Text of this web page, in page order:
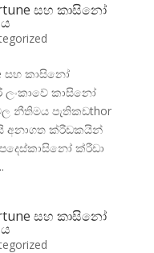
සහ කාසිනෝ
සහ කාසිනෝ
කාසිනෝ
නීතිමය පැතිකඩthor
අනාගත ක්රීඩකයින්
ක්රීඩා
සහ කාසිනෝ